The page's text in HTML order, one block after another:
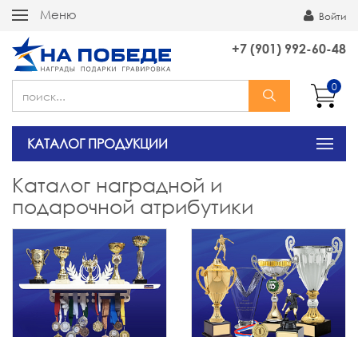
Меню Войти
+7 (901) 992-60-48
0
КАТАЛОГ ПРОДУКЦИИ
Каталог наградной и
подарочной атрибутики